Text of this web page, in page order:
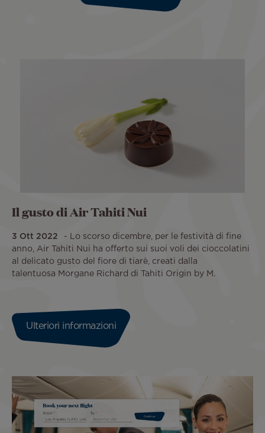
Il gusto di Air Tahiti Nui
3 Ott 2022
Lo scorso dicembre, per le festività di fine
anno, Air Tahiti Nui ha offerto sui suoi voli dei cioccolatini
al delicato gusto del fiore di tiarè, creati dalla
talentuosa Morgane Richard di Tahiti Origin by M.
Ulteriori informazioni